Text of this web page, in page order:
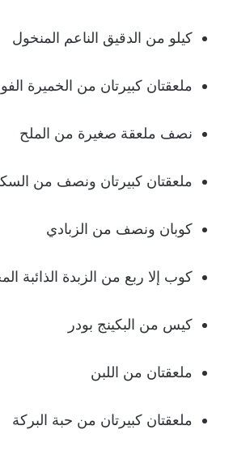
كيلو من الدقيق الناعم المنخول
ملعقتان كبيرتان من الخميرة
نصف ملعقة صغيرة من الملح
ملعقتان كبيرتان ونصف من
كوبان ونصف من الزبادي
كوب إلا ربع من الزبدة الذائبة
كيس من البكينج بودر
ملعقتان من اللبن
ملعقتان كبيرتان من حبة البركة